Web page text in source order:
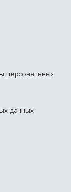
персональных
данных